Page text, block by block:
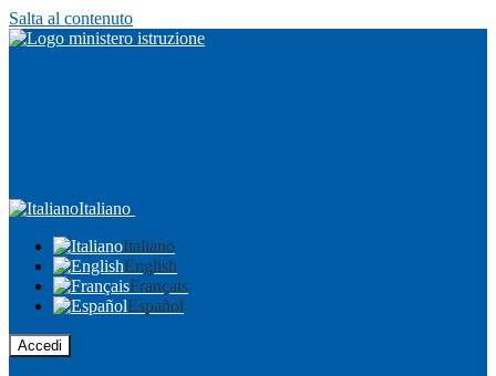
Salta al contenuto
Italiano
Italiano
English
Français
Español
Accedi